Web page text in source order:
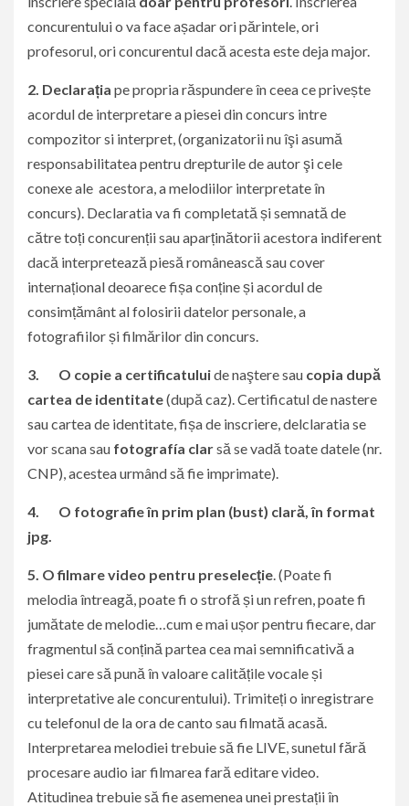
concurentului o va face așadar ori părintele, ori
profesorul, ori concurentul dacă acesta este deja major.
2. Declarația pe propria răspundere în ceea ce privește
acordul de interpretare a piesei din concurs intre
compozitor si interpret, (organizatorii nu îşi asumă
responsabilitatea pentru drepturile de autor şi cele
conexe ale acestora, a melodiilor interpretate în
concurs). Declaratia va fi completată și semnată de
către toți concurenții sau aparținătorii acestora indiferent
dacă interpretează piesă românească sau cover
internațional deoarece fișa conține și acordul de
consimțământ al folosirii datelor personale, a
fotografiilor și filmărilor din concurs.
3. O copie a certificatuluide naştere sau copia după
cartea de identitate(după caz). Certificatul de nastere
sau cartea de identitate, fișa de inscriere, delclaratia se
vor scana sau fotografía clarsă se vadă toate datele (nr.
CNP), acestea urmând să fie imprimate).
4. O fotografie în prim plan (bust) clară , în format
jpg.
5. O filmare video pentru preselecție . (Poate fi
melodia întreagă, poate fi o strofă și un refren, poate fi
jumătate de melodie…cum e mai ușor pentru fiecare, dar
fragmentul să conțină partea cea mai semnificativă a
piesei care să pună în valoare calitățile vocale și
interpretative ale concurentului). Trimiteți o inregistrare
cu telefonul de la ora de canto sau filmată acasă.
Interpretarea melodiei trebuie să fie LIVE, sunetul fără
procesare audio iar filmarea fară editare video.
Atitudinea trebuie să fie asemenea unei prestații în